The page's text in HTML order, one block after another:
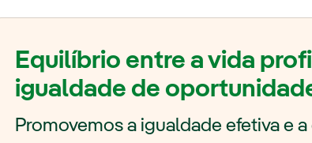
Equilíbrio entre a vida
igualdade de
Promovemos a igualdade efetiva e